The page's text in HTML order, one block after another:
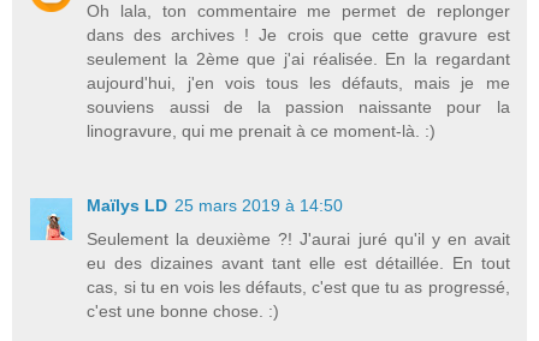
Oh lala, ton commentaire me permet de replonger
dans des archives ! Je crois que cette gravure est
seulement la 2ème que j'ai réalisée. En la regardant
aujourd'hui, j'en vois tous les défauts, mais je me
souviens aussi de la passion naissante pour la
linogravure, qui me prenait à ce moment-là. :)
Maïlys LD 25 mars 2019 à 14:50
Seulement la deuxième ?! J'aurai juré qu'il y en avait
eu des dizaines avant tant elle est détaillée. En tout
cas, si tu en vois les défauts, c'est que tu as progressé,
c'est une bonne chose. :)